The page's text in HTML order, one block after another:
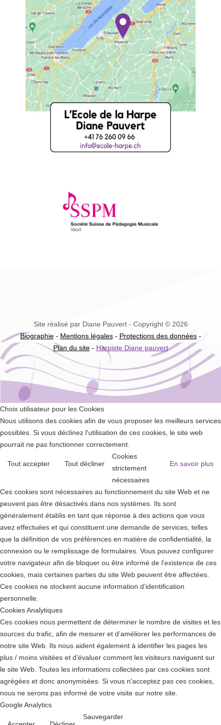
Site réalisé par Diane Pauvert - Copyright © 2026
Biographie- Mentions légales- Protections des données-
Plan du site- Harpiste Diane pauvert
Choix utilisateur pour les Cookies
Nous utilisons des cookies afin de vous proposer les meilleurs services
possibles. Si vous déclinez l'utilisation de ces cookies, le site web
pourrait ne pas fonctionner correctement.
Tout accepter Tout décliner En savoir plus
Cookies
strictement
nécessaires
Ces cookies sont nécessaires au fonctionnement du site Web et ne
peuvent pas être désactivés dans nos systèmes. Ils sont
généralement établis en tant que réponse à des actions que vous
avez effectuées et qui constituent une demande de services, telles
que la définition de vos préférences en matière de confidentialité, la
connexion ou le remplissage de formulaires. Vous pouvez configurer
votre navigateur afin de bloquer ou être informé de l'existence de ces
cookies, mais certaines parties du site Web peuvent être affectées.
Ces cookies ne stockent aucune information d’identification
personnelle.
Cookies Analytiques
Ces cookies nous permettent de déterminer le nombre de visites et les
sources du trafic, afin de mesurer et d’améliorer les performances de
notre site Web. Ils nous aident également à identifier les pages les
plus / moins visitées et d’évaluer comment les visiteurs naviguent sur
le site Web. Toutes les informations collectées par ces cookies sont
agrégées et donc anonymisées. Si vous n'acceptez pas ces cookies,
nous ne serons pas informé de votre visite sur notre site.
Google Analytics
Sauvegarder